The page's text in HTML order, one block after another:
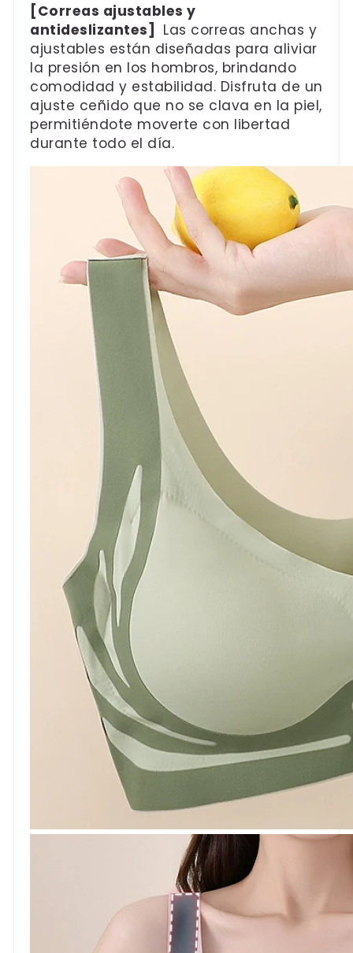
[Correas ajustables y
antideslizantes]
Las correas anchas y
ajustables están diseñadas para aliviar
la presión en los hombros, brindando
comodidad y estabilidad. Disfruta de un
ajuste ceñido que no se clava en la piel,
permitiéndote moverte con libertad
durante todo el día.